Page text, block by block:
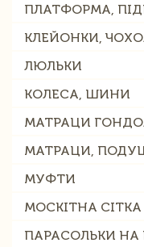
ПЛАТФОРМА,
КЛЕЙОНКИ,
ЛЮЛЬКИ
КОЛЕСА, ШИНИ
МАТРАЦИ
МАТРАЦИ,
МУФТИ
МОСКІТНА СІТКА
ПАРАСОЛЬКИ НА